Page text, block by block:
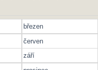
březen
červen
září